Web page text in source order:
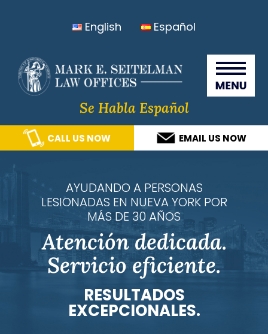
navigation
content
sidebar
Law
Offices
English Español
Se Habla Español
CALL US NOW EMAIL US NOW
AYUDANDO A PERSONAS
LESIONADAS EN NUEVA YORK POR
MÁS DE 30 AÑOS
Atención dedicada.
Servicio eficiente.
RESULTADOS
EXCEPCIONALES.